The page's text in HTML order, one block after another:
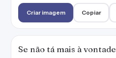
Criar imagem Copiar
Se não tá mais à